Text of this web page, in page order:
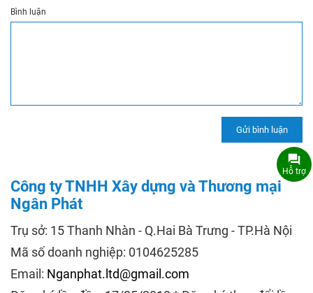
Bình luận
Công ty TNHH Xây dựng và Thương mại
Ngân Phát
Trụ sở: 15 Thanh Nhàn - Q.Hai Bà Trưng - TP.Hà Nội
Mã số doanh nghiệp: 0104625285
Email: Nganphat.ltd@gmail.com
Hỗ trợ